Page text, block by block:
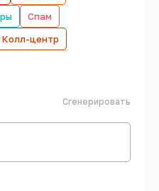
Спам
Колл-центр
Сгенерировать